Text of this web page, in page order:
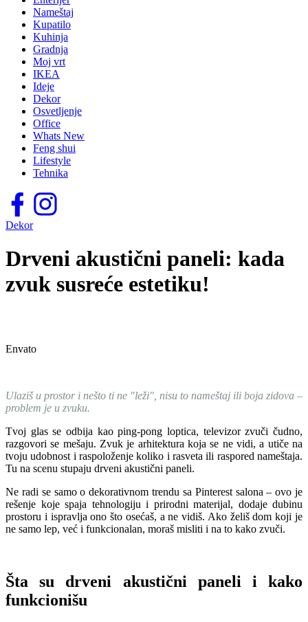
Nameštaj
Kupatilo
Kuhinja
Gradnja
Moj vrt
IKEA
Ideje
Dekor
Osvetljenje
Office
Whats New
Feng shui
Lifestyle
Tehnika
Dekor
Drveni akustični paneli: kada
zvuk susreće estetiku!
Envato
Ulaziš u prostor i nešto ti ne "leži", nisu to nameštaj ili boja zidova –
problem je u zvuku.
Tvoj glas se odbija kao ping-pong loptica, televizor zvuči čudno,
razgovori se mešaju. Zvuk je arhitektura koja se ne vidi, a utiče na
tvoju udobnost i raspoloženje koliko i rasveta ili raspored nameštaja.
Tu na scenu stupaju drveni akustični paneli.
Ne radi se samo o dekorativnom trendu sa Pinterest salona – ovo je
rešenje koje spaja tehnologiju i prirodni materijal, dodaje dubinu
prostoru i ispravlja ono što osećaš, a ne vidiš. Ako želiš dom koji je
ne samo lep, već i funkcionalan, moraš misliti i na to kako zvuči.
Šta su drveni akustični paneli i kako
funkcionišu